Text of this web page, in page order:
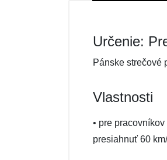
Určenie:
Pánske strečové
Vlastnosti
• pre
presiahnuť 60